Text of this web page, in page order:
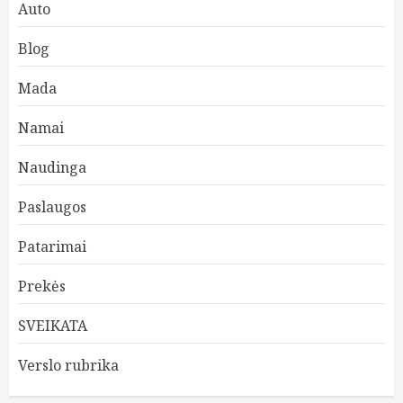
Auto
Blog
Mada
Namai
Naudinga
Paslaugos
Patarimai
Prekės
SVEIKATA
Verslo rubrika